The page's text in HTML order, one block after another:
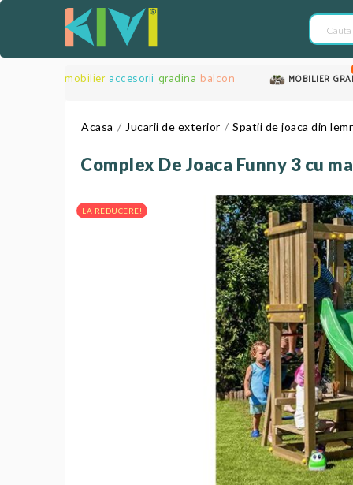
mobilier accesorii gradina balcon MOBILIER
Acasa Jucarii de exterior Spatii de joaca din
Complex De Joaca Funny 3 cu
LA REDUCERE!